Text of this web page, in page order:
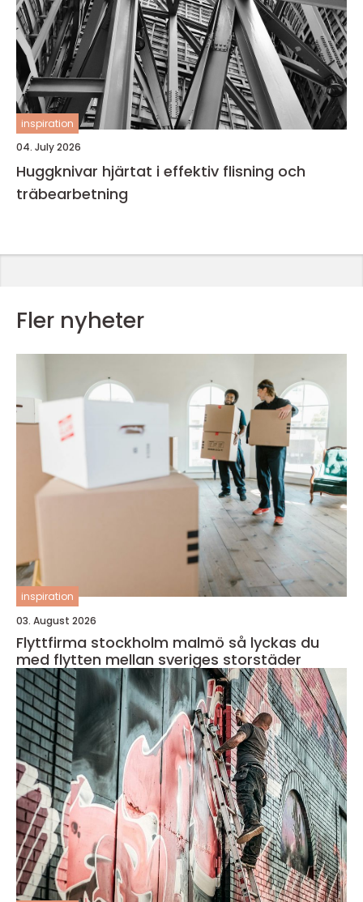
inspiration
04. July 2026
Huggknivar hjärtat i effektiv flisning och
träbearbetning
Fler nyheter
inspiration
03. August 2026
Flyttfirma stockholm malmö så lyckas du
med flytten mellan sveriges storstäder